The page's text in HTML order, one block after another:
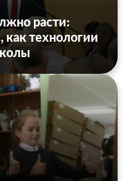
расти:
технологии